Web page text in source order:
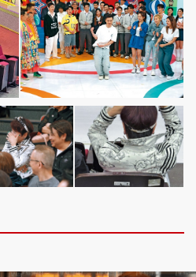
版權及免責聲明
有 . 不得轉載
reserved.